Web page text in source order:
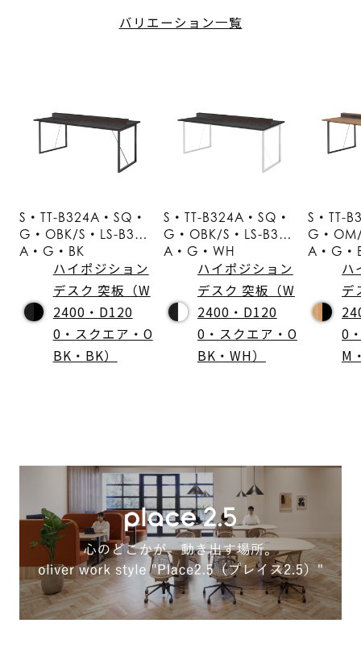
バリエーション一覧
S・TT-B324A・SQ・
G・OBK/S・LS-B324
A・G・BK
ハイポジション
デスク 突板（W
2400・D120
0・スクエア・O
BK・BK）
S・TT-B324A・SQ・
G・OBK/S・LS-B324
A・G・WH
ハイポジション
デスク 突板（W
2400・D120
0・スクエア・O
BK・WH）
S・TT-
G・
A・G・
ハ
デ
0
M